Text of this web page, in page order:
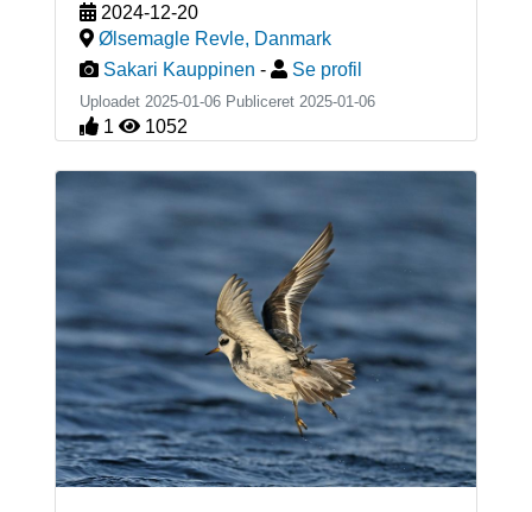
2024-12-20
Ølsemagle Revle, Danmark
Sakari Kauppinen - Se profil
Uploadet 2025-01-06 Publiceret 2025-01-06
1 1052